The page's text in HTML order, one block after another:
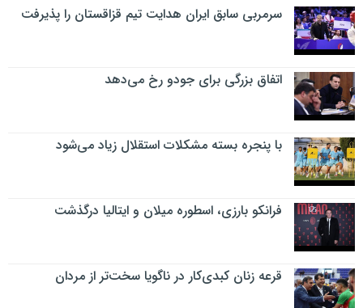
سرمربی سابق ایران هدایت تیم قزاقستان را پذیرفت
اتفاق بزرگی برای جودو رخ می‌دهد
با پنجره بسته مشکلات استقلال زیاد می‌شود
فرانکو بارزی، اسطوره میلان و ایتالیا درگذشت
قرعه زنان کبدی‌کار در ناگویا سخت‌تر از مردان